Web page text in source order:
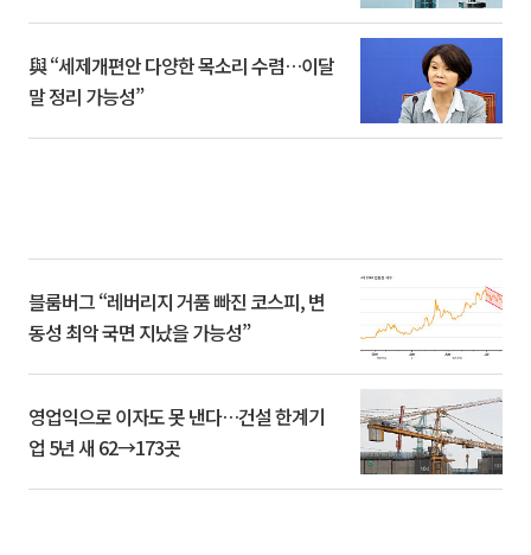
與 “세제개편안 다양한 목소리 수렴…이달
말 정리 가능성”
블룸버그 “레버리지 거품 빠진 코스피, 변
동성 최악 국면 지났을 가능성”
영업익으로 이자도 못 낸다…건설 한계기
업 5년 새 62→173곳